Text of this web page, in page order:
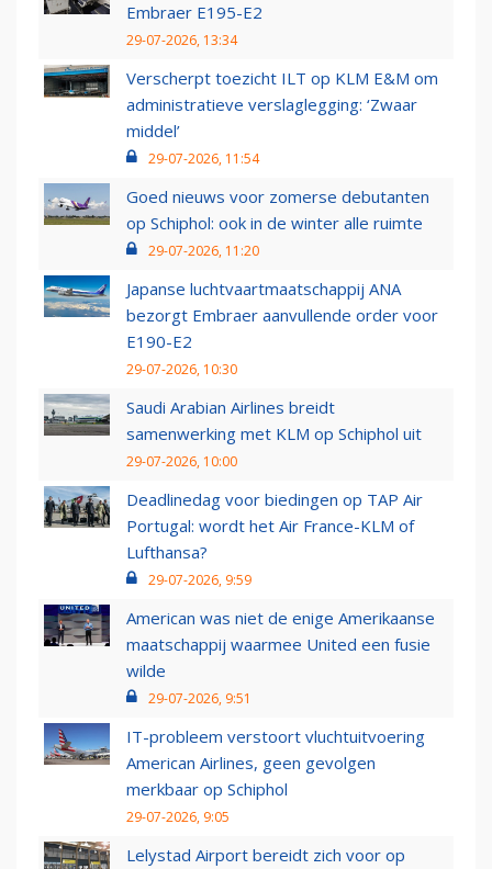
Embraer E195-E2
29-07-2026, 13:34
Verscherpt toezicht ILT op KLM E&M om
administratieve verslaglegging: ‘Zwaar
middel’
29-07-2026, 11:54
Goed nieuws voor zomerse debutanten
op Schiphol: ook in de winter alle ruimte
29-07-2026, 11:20
Japanse luchtvaartmaatschappij ANA
bezorgt Embraer aanvullende order voor
E190-E2
29-07-2026, 10:30
Saudi Arabian Airlines breidt
samenwerking met KLM op Schiphol uit
29-07-2026, 10:00
Deadlinedag voor biedingen op TAP Air
Portugal: wordt het Air France-KLM of
Lufthansa?
29-07-2026, 9:59
American was niet de enige Amerikaanse
maatschappij waarmee United een fusie
wilde
29-07-2026, 9:51
IT-probleem verstoort vluchtuitvoering
American Airlines, geen gevolgen
merkbaar op Schiphol
29-07-2026, 9:05
Lelystad Airport bereidt zich voor op